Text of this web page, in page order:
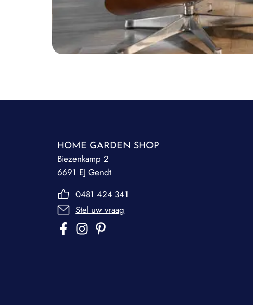
HOME GARDEN SHOP
Biezenkamp 2
6691 EJ Gendt
0481 424 341
Stel uw vraag